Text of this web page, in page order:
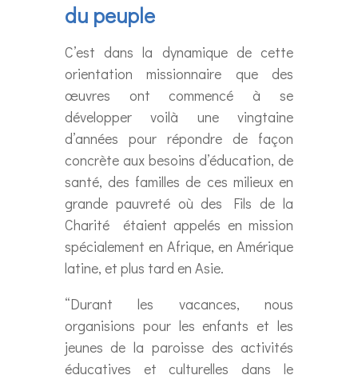
du peuple
C’est dans la dynamique de cette
orientation missionnaire que des
œuvres ont commencé à se
développer voilà une vingtaine
d’années pour répondre de façon
concrète aux besoins d’éducation, de
santé, des familles de ces milieux en
grande pauvreté où des Fils de la
Charité étaient appelés en mission
spécialement en Afrique, en Amérique
latine, et plus tard en Asie.
“Durant les vacances, nous
organisions pour les enfants et les
jeunes de la paroisse des activités
éducatives et culturelles dans le